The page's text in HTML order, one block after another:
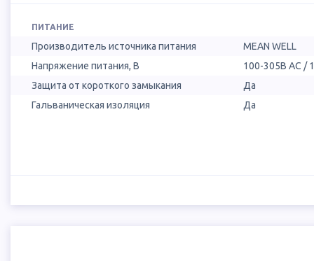
ПИТАНИЕ
Производитель источника питания
MEAN WELL
Напряжение питания, В
100-305В AC /
Защита от короткого замыкания
Да
Гальваническая изоляция
Да